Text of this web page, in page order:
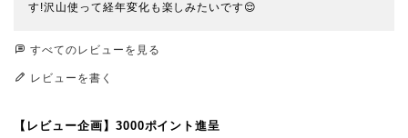
す!沢山使って経年変化も楽しみたいです😌
すべてのレビューを見る
レビューを書く
【レビュー企画】3000ポイント進呈